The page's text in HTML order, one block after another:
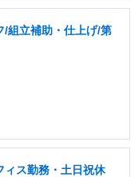
/組立補助・仕上げ/第
ィス勤務・土日祝休